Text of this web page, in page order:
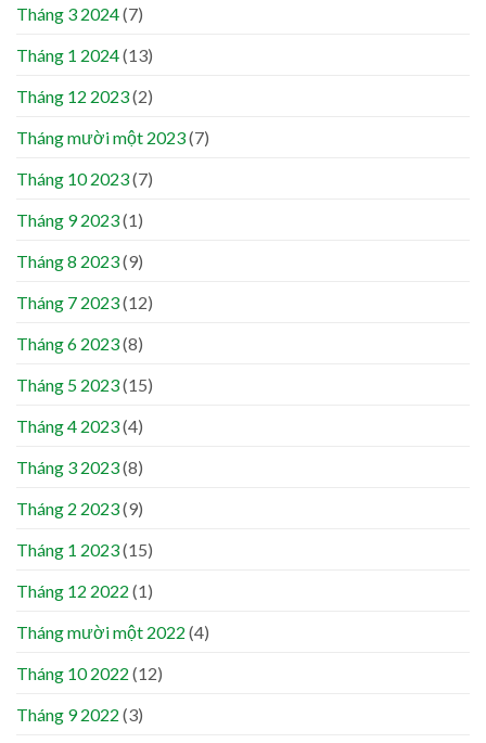
Tháng 3 2024(7)
Tháng 1 2024(13)
Tháng 12 2023(2)
Tháng mười một 2023(7)
Tháng 10 2023(7)
Tháng 9 2023(1)
Tháng 8 2023(9)
Tháng 7 2023(12)
Tháng 6 2023(8)
Tháng 5 2023(15)
Tháng 4 2023(4)
Tháng 3 2023(8)
Tháng 2 2023(9)
Tháng 1 2023(15)
Tháng 12 2022 (1)
Tháng mười một 2022 (4)
Tháng 10 2022 (12)
Tháng 9 2022 (3)